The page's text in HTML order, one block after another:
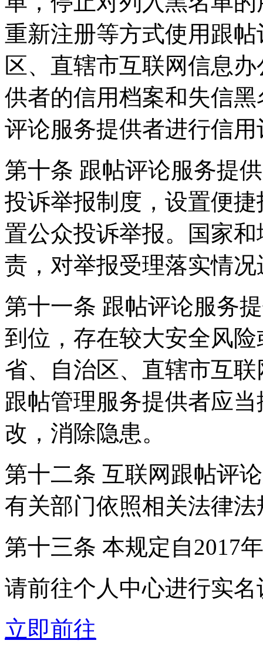
重新注册等方式使用跟
区、直辖市互联网信息
供者的信用档案和失信
评论服务提供者进行信用
第十条 跟帖评论服务提
投诉举报制度，设置便
置公众投诉举报。国家
责，对举报受理落实情
第十一条 跟帖评论服务
到位，存在较大安全风
省、自治区、直辖市互
跟帖管理服务提供者应
改，消除隐患。
第十二条 互联网跟帖评
有关部门依照相关法律
第十三条 本规定自2017
请前往个人中心进行实名
立即前往